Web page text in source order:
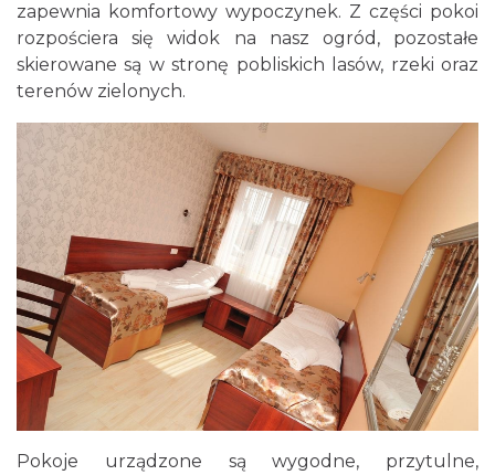
zapewnia komfortowy wypoczynek. Z części pokoi
rozpościera się widok na nasz ogród, pozostałe
skierowane są w stronę pobliskich lasów, rzeki oraz
terenów zielonych.
Pokoje urządzone są wygodne, przytulne,